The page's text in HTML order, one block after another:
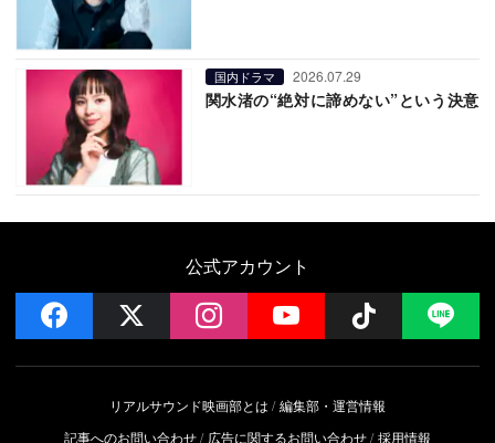
国内ドラマ 2026.07.29
関水渚の“絶対に諦めない”という決意
公式アカウント
facebook instagramYouTube Follow
リアルサウンド映画部とは
編集部・運営情報
記事へのお問い合わせ
広告に関するお問い合わせ 採用情報